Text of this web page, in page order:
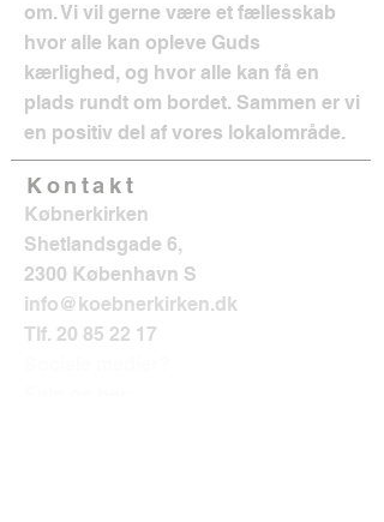
om. Vi vil gerne være et fællesskab
hvor alle kan opleve Guds
kærlighed, og hvor alle kan få en
plads rundt om bordet. Sammen er vi
en positiv del af vores lokalområde.
Kontakt
Købnerkirken
Shetlandsgade 6,
2300 København S
info@koebnerkirken.dk
Tlf. 20 85 22 17